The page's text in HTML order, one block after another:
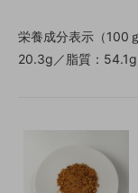
栄養成分表示（100
20.3g／脂質：